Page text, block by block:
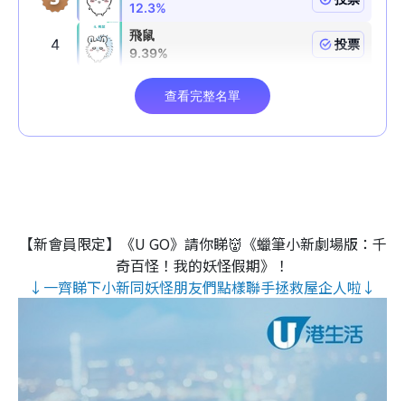
【新會員限定】《U GO》請你睇👹《蠟筆小新劇場版：千
奇百怪！我的妖怪假期》！
↓一齊睇下小新同妖怪朋友們點樣聯手拯救屋企人啦↓